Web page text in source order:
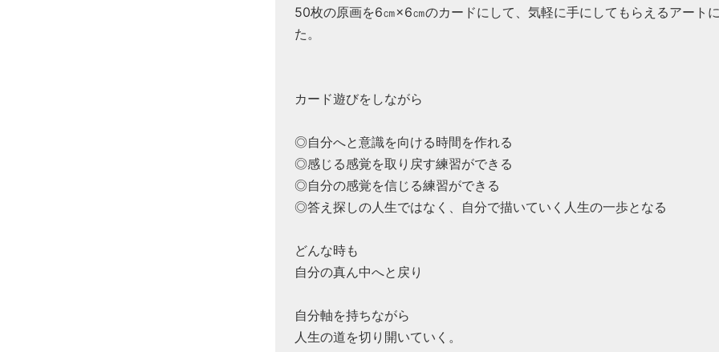
50枚の原画を6㎝×6㎝のカードにして、気軽に手にしてもらえるアート
た。
カード遊びをしながら
◎自分へと意識を向ける時間を作れる
◎感じる感覚を取り戻す練習ができる
◎自分の感覚を信じる練習ができる
◎答え探しの人生ではなく、自分で描いていく人生の一歩となる
どんな時も
自分の真ん中へと戻り
自分軸を持ちながら
人生の道を切り開いていく。